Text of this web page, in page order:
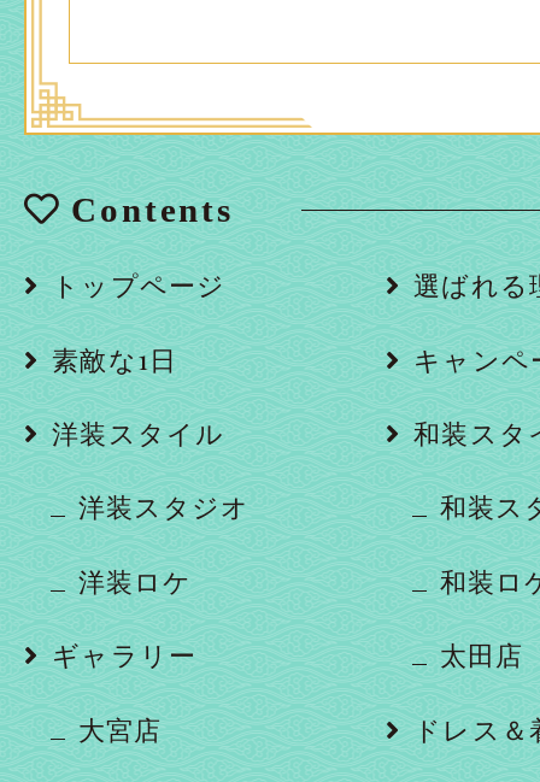
Contents
トップページ 選ばれる
素敵な1日 キャンペ
洋装スタイル
洋装スタジオ
洋装ロケ
和装スタ
和装ス
和装ロ
ギャラリー 太田店
大宮店 ドレス＆